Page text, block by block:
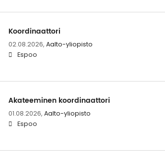
Koor­di­naat­to­ri
02.08.2026, Aalto-yliopisto
Espoo
Aka­tee­mi­nen koor­di­naat­to­ri
01.08.2026, Aalto-yliopisto
Espoo